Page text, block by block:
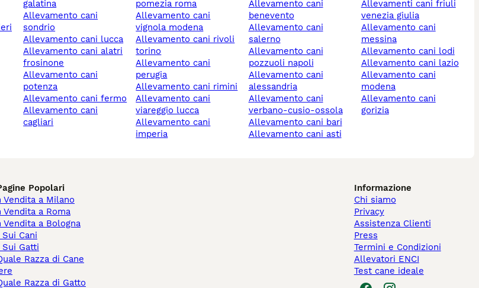
galatina
allevamento cani
sondrio
allevamento cani lucca
allevamento cani alatri
frosinone
allevamento cani
potenza
allevamento cani fermo
allevamento cani
cagliari
pomezia roma
allevamento cani
vignola modena
allevamento cani rivoli
torino
allevamento cani
perugia
allevamento cani rimini
allevamento cani
viareggio lucca
allevamento cani
imperia
allevamento cani
benevento
allevamento cani
salerno
allevamento cani
pozzuoli napoli
allevamento cani
alessandria
allevamento cani
verbano-cusio-ossola
allevamento cani bari
allevamento cani asti
allevamenti cani friuli
venezia giulia
allevamento cani
messina
allevamento cani lodi
allevamento cani lazio
allevamento cani
modena
allevamento cani
gorizia
Popolari
Vendita a Milano
Vendita a Roma
Vendita a Bologna
Cani
Sui Gatti
Razza di Cane
Razza di Gatto
Informazione
Chi siamo
Privacy
Assistenza Clienti
Press
Termini e Condizioni
Allevatori ENCI
Test cane ideale